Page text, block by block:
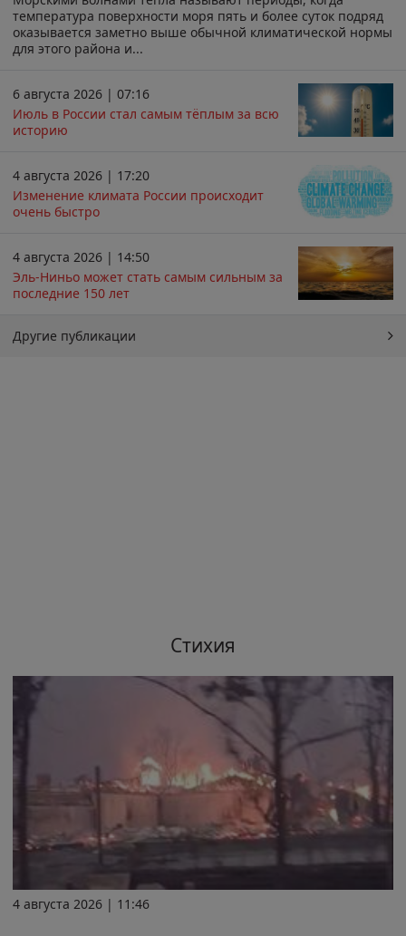
температура поверхности моря пять и более суток подряд
оказывается заметно выше обычной климатической нормы
для этого района и...
6 августа 2026 | 07:16
Июль в России стал самым тёплым за всю
историю
4 августа 2026 | 17:20
Изменение климата России происходит
очень быстро
4 августа 2026 | 14:50
Эль-Ниньо может стать самым сильным за
последние 150 лет
Другие публикации
Стихия
4 августа 2026 | 11:46